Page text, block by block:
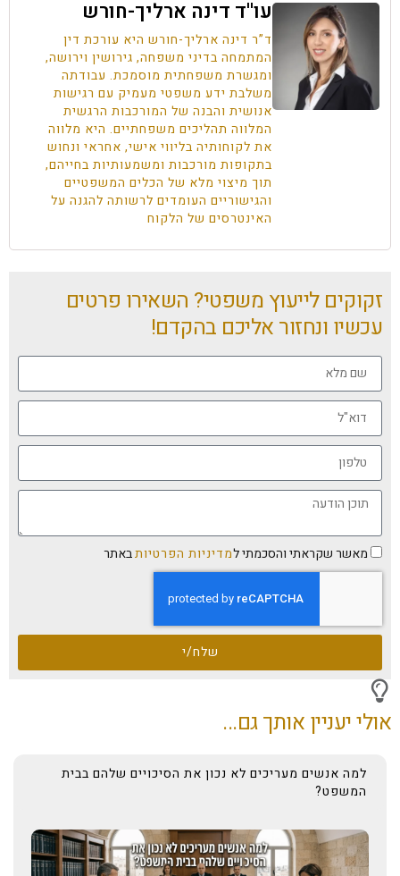
עו''ד דינה ארליך-חורש
ד”ר דינה ארליך-חורש היא עורכת דין
המתמחה בדיני משפחה, גירושין וירושה,
ומגשרת משפחתית מוסמכת. עבודתה
משלבת ידע משפטי מעמיק עם רגישות
אנושית והבנה של המורכבות הרגשית
המלווה תהליכים משפחתיים. היא מלווה
את לקוחותיה בליווי אישי, אחראי ונחוש
בתקופות מורכבות ומשמעותיות בחייהם,
תוך מיצוי מלא של הכלים המשפטיים
והגישוריים העומדים לרשותה להגנה על
האינטרסים של הלקוח
זקוקים לייעוץ משפטי? השאירו פרטים
עכשיו ונחזור אליכם בהקדם!
מאשר שקראתי והסכמתי למדיניות הפרטיותבאתר
שלח/י
אולי יעניין אותך גם...
למה אנשים מעריכים לא נכון את הסיכויים שלהם בבית
המשפט?